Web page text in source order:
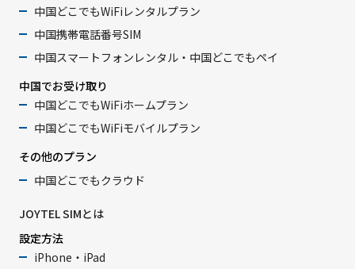
中国どこでもWiFiレンタルプラン
中国携帯電話番号SIM
中国スマートフォンレンタル・中国どこでもペイ
中国でお受け取り
中国どこでもWiFiホームプラン
中国どこでもWiFiモバイルプラン
その他のプラン
中国どこでもクラウド
JOYTEL SIMとは
設定方法
iPhone・iPad